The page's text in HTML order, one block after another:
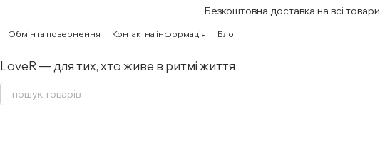
Безкоштовна доставка на всі товари
Обмін та повернення Контактна інформація Блог
LoveR — для тих, хто живе в ритмі життя